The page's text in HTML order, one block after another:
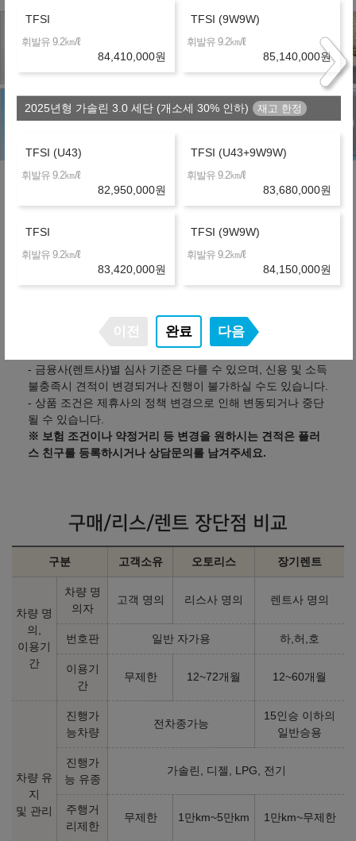
- 위 실시간 견적은 할인조건 및 탁송지역, 대리점/딜러사에
따라 달라질 수 있습니다.
- 만 21세 이상, 면허 소지 1년 이상의 고객만 진행 가능합니
- 금융사(렌트사)별 심사 기준은 다를 수 있으며, 신용 및 소득
불충족시 견적이 변경되거나 진행이 불가하실 수도 있습니다.
- 상품 조건은 제휴사의 정책 변경으로 인해 변동되거나 중단
될 수 있습니다.
※ 보험 조건이나 약정거리 등 변경을 원하시는 견적은 플러
스 친구를 등록하시거나 상담문의를 남겨주세요.
구매/리스/렌트 장단점 비교
구분 고객소유 오토리스 장기렌트
차량 명
의,
이용기
간
차량 명
의자
고객 명의 리스사 명의 렌트사 명의
번호판 일반 자가용 하,허,호
이용기
간
무제한 12~72개월 12~60개월
차량 유
지
및 관리
진행가
능차량
전차종가능
15인승 이하의
일반승용
진행가
능 유종
가솔린, 디젤, LPG, 전기
주행거
리제한
무제한 1만km~5만km 1만km~무제한
TFSI
휘발유 9.2㎞/ℓ
84,410,000원
TFSI (9W9W)
휘발유 9.2㎞/ℓ
85,140,000원
2025년형 가솔린 3.0 세단 (개소세 30% 인하)
TFSI (U43)
휘발유 9.2㎞/ℓ
82,950,000원
TFSI (U43+9W9W)
휘발유 9.2㎞/ℓ
83,680,000원
TFSI
휘발유 9.2㎞/ℓ
83,420,000원
TFSI (9W9W)
휘발유 9.2㎞/ℓ
84,150,000원
완료 다음